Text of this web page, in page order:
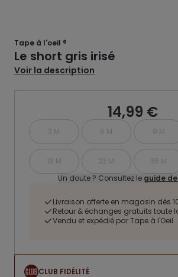
Tape à l'oeil ®
Le short gris irisé
Voir la description
14,99 €
3 M 6 M 9 M
18 M 23 M
36 M
Un doute ? Consultez le guide
Livraison offerte en magasin dès
Retour & échanges gratuits toute
Vendu et expédié par Tape à l'Oeil
CLUB FIDÉLITÉ